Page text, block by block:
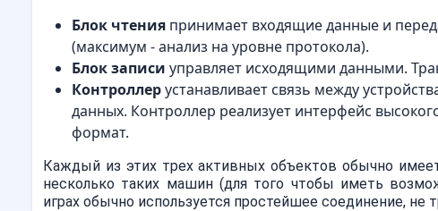
Блок чтения принимает входящие данные и
(максимум - анализ на уровне протокола).
Блок записи управляет исходящими данными.
Контроллерустанавливает связь между
данных. Контроллер реализует интерфейс
формат.
Каждый из этих трех активных объектов обычно
несколько таких машин (для того чтобы иметь
играх обычно используется простейшее соединение, не